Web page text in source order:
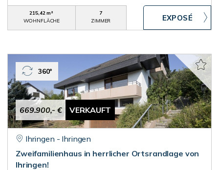
215,42 m²
WOHNFLÄCHE
7
ZIMMER
669.900,- € VERKAUFT
360°
Ihringen - Ihringen
Zweifamilienhaus in herrlicher Ortsrandlage von
Ihringen!